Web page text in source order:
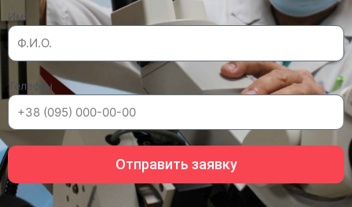
Имя
Телефон
Отправить заявку